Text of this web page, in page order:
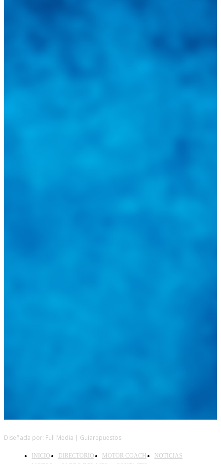
Diseñada por: Full Media | Guiarepuestos
INICIO DIRECTORIO MOTOR COACH
NOTICIAS